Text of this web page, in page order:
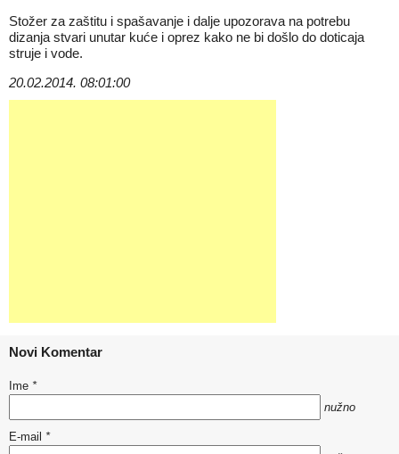
Stožer za zaštitu i spašavanje i dalje upozorava na potrebu
dizanja stvari unutar kuće i oprez kako ne bi došlo do doticaja
struje i vode.
20.02.2014. 08:01:00
Novi Komentar
Ime *
nužno
E-mail *